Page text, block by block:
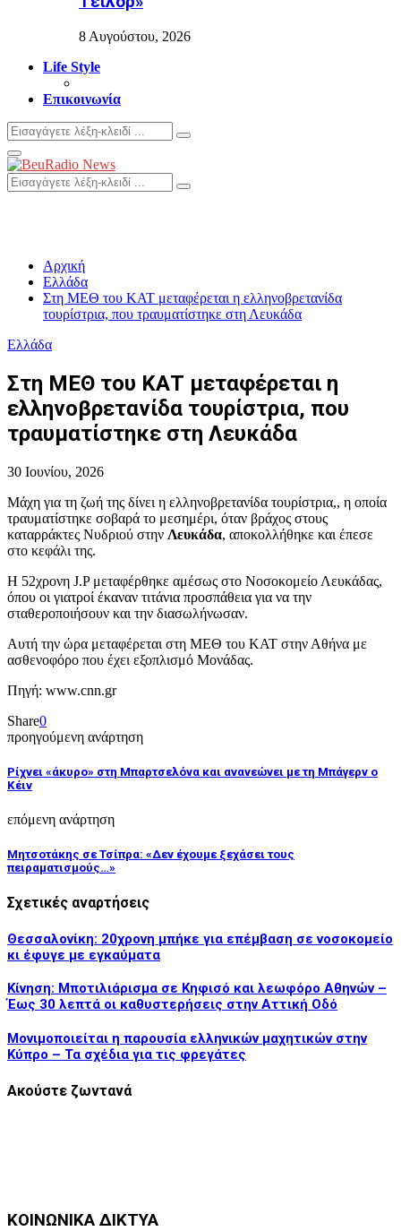
8 Αυγούστου, 2026
Life Style
Επικοινωνία
Search
for:
Search
Primary
Menu
Search
for:
Search
Αρχική
Ελλάδα
Στη ΜΕΘ του ΚΑΤ μεταφέρεται η ελληνοβρετανίδα
τουρίστρια, που τραυματίστηκε στη Λευκάδα
Ελλάδα
Στη ΜΕΘ του ΚΑΤ μεταφέρεται η
ελληνοβρετανίδα τουρίστρια, που
τραυματίστηκε στη Λευκάδα
30 Ιουνίου, 2026
Μάχη για τη ζωή της δίνει η ελληνοβρετανίδα τουρίστρια,, η οποία
τραυματίστηκε σοβαρά το μεσημέρι, όταν βράχος στους
καταρράκτες Νυδριού στην Λευκάδα, αποκολλήθηκε και έπεσε
στο κεφάλι της.
Η 52χρονη J.P μεταφέρθηκε αμέσως στο Νοσοκομείο Λευκάδας,
όπου οι γιατροί έκαναν τιτάνια προσπάθεια για να την
σταθεροποιήσουν και την διασωλήνωσαν.
Αυτή την ώρα μεταφέρεται στη ΜΕΘ του ΚΑΤ στην Αθήνα με
ασθενοφόρο που έχει εξοπλισμό Μονάδας.
Πηγή: www.cnn.gr
Share0
προηγούμενη ανάρτηση
Ρίχνει «άκυρο» στη Μπαρτσελόνα και ανανεώνει με τη Μπάγερν ο
Κέιν
επόμενη ανάρτηση
Μητσοτάκης σε Τσίπρα: «Δεν έχουμε ξεχάσει τους
πειραματισμούς…»
Σχετικές αναρτήσεις
Θεσσαλονίκη: 20χρονη μπήκε για επέμβαση σε νοσοκομείο
κι έφυγε με εγκαύματα
Κίνηση: Μποτιλιάρισμα σε Κηφισό και λεωφόρο Αθηνών –
Έως 30 λεπτά οι καθυστερήσεις στην Αττική Οδό
Μονιμοποιείται η παρουσία ελληνικών μαχητικών στην
Κύπρο – Τα σχέδια για τις φρεγάτες
Ακούστε ζωντανά
ΚΟΙΝΩΝΙΚΑ ΔΙΚΤΥΑ